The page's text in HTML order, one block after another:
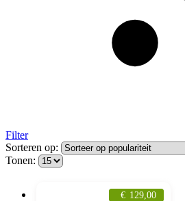
Filter
Sorteren op:
Tonen:
€ 129,00